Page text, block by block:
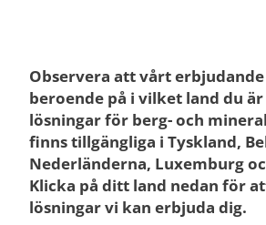
Observera att vårt
beroende på i vilket land du
lösningar för berg- och
finns tillgängliga i Tyskland,
Nederländerna, Luxemburg
Klicka på ditt land nedan för
lösningar vi kan erbjuda dig.